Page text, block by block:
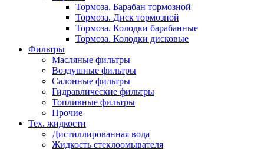
Тормоза. Барабан тормозной
Тормоза. Диск тормозной
Тормоза. Колодки барабанные
Тормоза. Колодки дисковые
Фильтры
Масляные фильтры
Воздушные фильтры
Салонные фильтры
Гидравлические фильтры
Топливные фильтры
Прочие
Тех. жидкости
Дистиллированная вода
Жидкость стеклоомывателя